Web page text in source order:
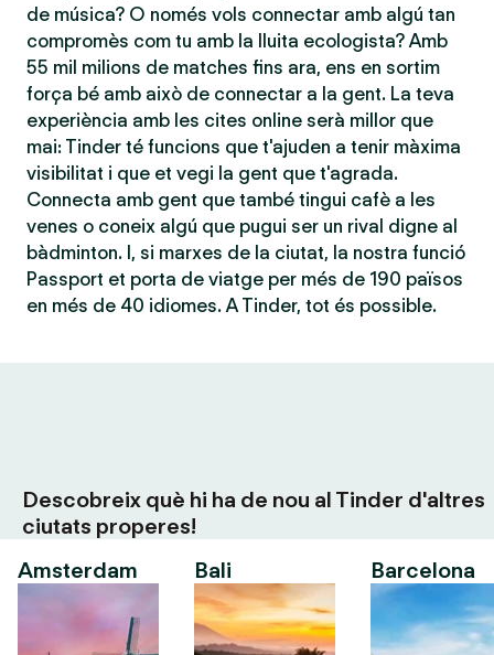
de música? O només vols connectar amb algú tan
compromès com tu amb la lluita ecologista? Amb
55 mil milions de matches fins ara, ens en sortim
força bé amb això de connectar a la gent. La teva
experiència amb les cites online serà millor que
mai: Tinder té funcions que t'ajuden a tenir màxima
visibilitat i que et vegi la gent que t'agrada.
Connecta amb gent que també tingui cafè a les
venes o coneix algú que pugui ser un rival digne al
bàdminton. I, si marxes de la ciutat, la nostra funció
Passport et porta de viatge per més de 190 països
en més de 40 idiomes. A Tinder, tot és possible.
Descobreix què hi ha de nou al Tinder d'altres
ciutats properes!
Amsterdam
Bali Barcelona